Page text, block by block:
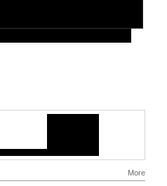
More